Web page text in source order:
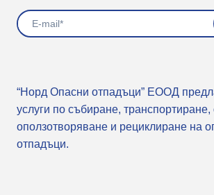
“Норд Опасни отпадъци” ЕООД
услуги по събиране,
оползотворяване и рециклиране на
отпадъци.